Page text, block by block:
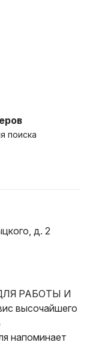
поиска
д. 2
РАБОТЫ И
высочайшего
напоминает